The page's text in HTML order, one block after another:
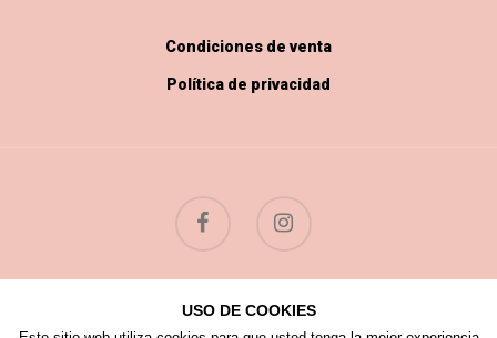
Condiciones de venta
Política de privacidad
© 2026 Flores Silvestres.
USO DE COOKIES